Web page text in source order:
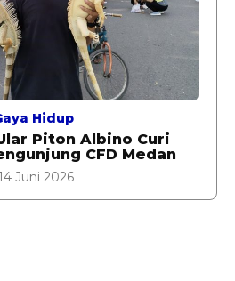
Hidup
Piton Albino Curi
CFD Medan
Juni 2026